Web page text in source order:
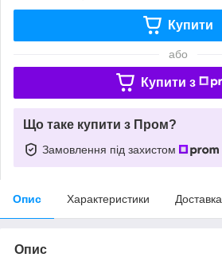
Купити
або
Купити з
Що таке купити з Пром?
Замовлення під захистом
Опис Характеристики Доставка
Опис